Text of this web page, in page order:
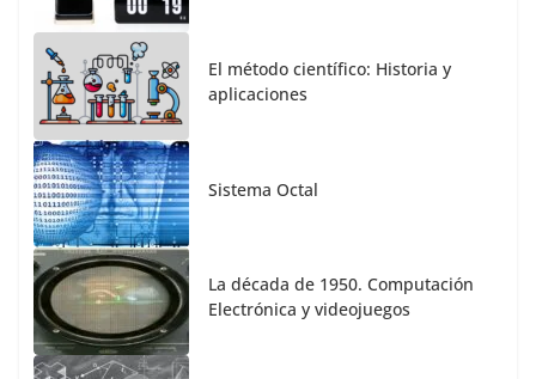
El método científico: Historia y
aplicaciones
Sistema Octal
La década de 1950. Computación
Electrónica y videojuegos